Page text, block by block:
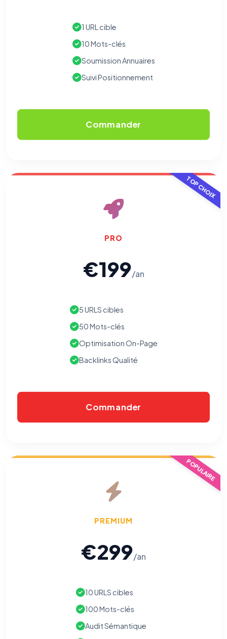
1 URL cible
10 Mots-clés
Soumission Annuaires
Suivi Positionnement
Commander
TOP CHOIX
PRO
€199/an
5 URLS cibles
50 Mots-clés
Optimisation On-Page
Backlinks Qualité
Commander
POPULAIRE
PREMIUM
€299/an
10 URLS cibles
100 Mots-clés
Audit Sémantique